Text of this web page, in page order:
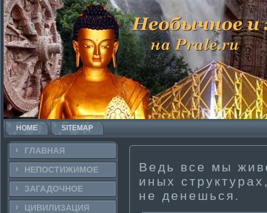
HOME SITEMAP
ГЛАВНАЯ
НЕПОСТИ­ЖИМОЕ
ЗАГАДОЧНΟЕ
ЦИВИЛИЗАЦИЯ
Ведь все мы
иных
не денешься.